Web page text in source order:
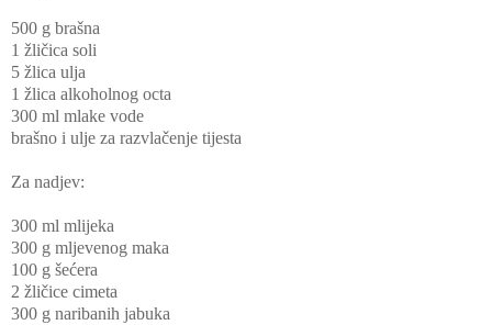
500 g brašna
1 žličica soli
5 žlica ulja
1 žlica alkoholnog octa
300 ml mlake vode
brašno i ulje za razvlačenje tijesta
Za nadjev:
300 ml mlijeka
300 g mljevenog maka
100 g šećera
2 žličice cimeta
300 g naribanih jabuka